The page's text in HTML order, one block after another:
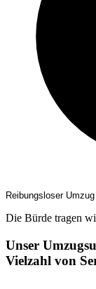
Reibungsloser
Die Bürde tragen
Unser
Vielzahl von